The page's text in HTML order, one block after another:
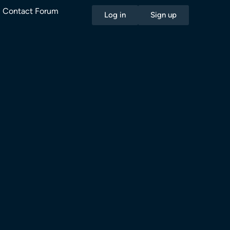
Contact Forum Log in Sign up